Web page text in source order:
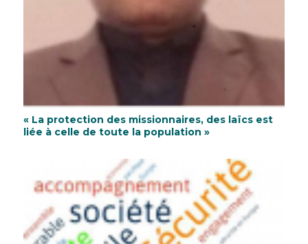
« La protection des missionnaires, des laïcs est
liée à celle de toute la population »